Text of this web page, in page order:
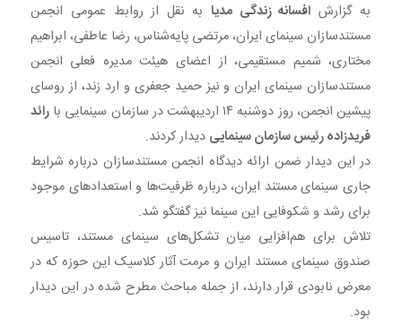
به گزارش افسانه زندگی مدیا به نقل از روابط عمومی انجمن
مستندسازان سینمای ایران، مرتضی پایه‌شناس، رضا عاطفی، ابراهیم
مختاری، شمیم مستقیمی، از اعضای هیئت مدیره فعلی انجمن
مستندسازان سینمای ایران و نیز حمید جعفری و ارد زند، از روسای
پیشین انجمن، روز دوشنبه ۱۴ اردیبهشت در سازمان سینمایی با
رائد
فریدزاده رئیس سازمان سینمایی دیدار کردند.
در این دیدار ضمن ارائه دیدگاه انجمن مستندسازان درباره شرایط
جاری سینمای مستند ایران، درباره ظرفیت‌ها و استعدادهای موجود
برای رشد و شکوفایی این سینما نیز گفتگو شد.
تلاش برای هم‌افزایی میان تشکل‌های سینمای مستند، تاسیس
صندوق سینمای مستند ایران و مرمت آثار کلاسیک این حوزه که در
معرض نابودی قرار دارند، از جمله مباحث مطرح شده در این دیدار
بود.